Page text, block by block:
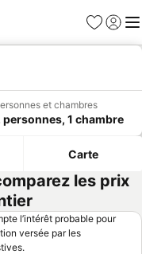
Favoris
Se
et chambres
personnes, 1 chambre
Carte
les prix
l’intérêt probable pour
versée par les